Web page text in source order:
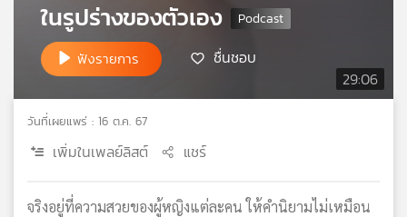
แผนที่
เครือ
29:06
ในรูปร่างของตัวเอง
ฟังรายการ ชื่นชอบ
วันที่เผยแพร่ : 16 ต.ค. 67
เพิ่มในเพลย์ลิสต์ แชร์
จริงอยู่ที่ความสวยของผู้หญิงแต่ละคน ให้คำนิยามไม่เหมือน